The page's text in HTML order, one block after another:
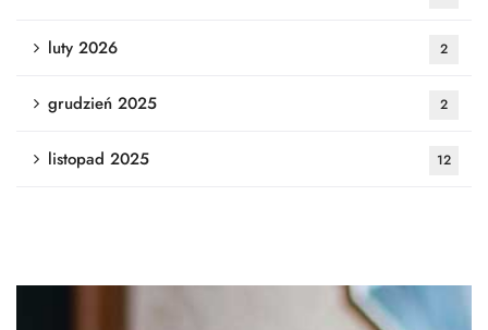
luty 2026 2
grudzień 2025 2
listopad 2025 12